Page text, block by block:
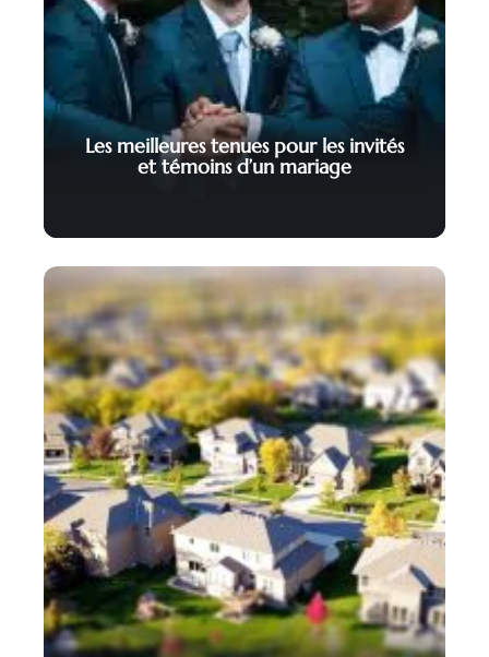
Les meilleures tenues pour les invités
et témoins d’un mariage